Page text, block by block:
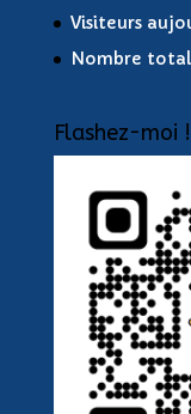
Visiteurs
Nombre
Flashez-moi !